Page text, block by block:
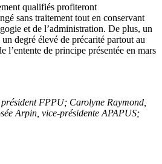
qualifiés profiteront
sans traitement tout en conservant
et de l’administration. De plus, un
degré élevé de précarité partout au
l’entente de principe présentée en mars
FPPU; Carolyne Raymond,
Arpin, vice-présidente APAPUS;